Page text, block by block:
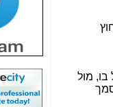
מול
רוצים
פריסת
כאן
חשיפה:
אישר
בדיוק